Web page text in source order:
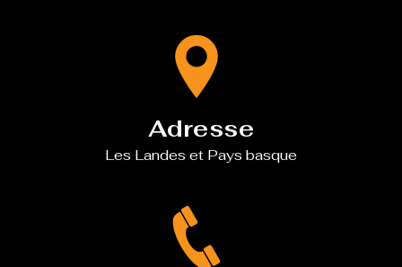
Adresse
Les Landes et Pays basque